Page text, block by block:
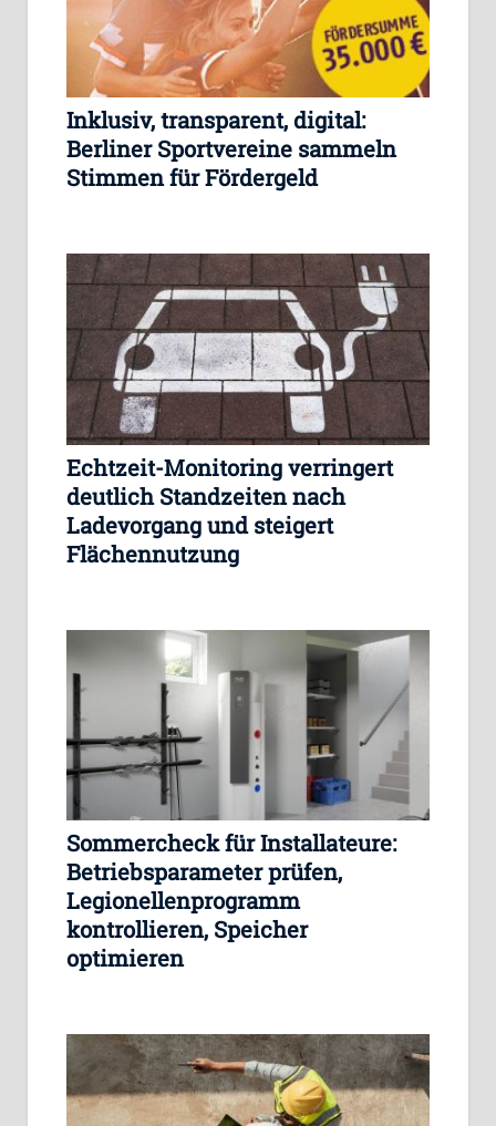
Inklusiv, transparent, digital:
Berliner Sportvereine sammeln
Stimmen für Fördergeld
Echtzeit-Monitoring verringert
deutlich Standzeiten nach
Ladevorgang und steigert
Flächennutzung
Sommercheck für Installateure:
Betriebsparameter prüfen,
Legionellenprogramm
kontrollieren, Speicher
optimieren